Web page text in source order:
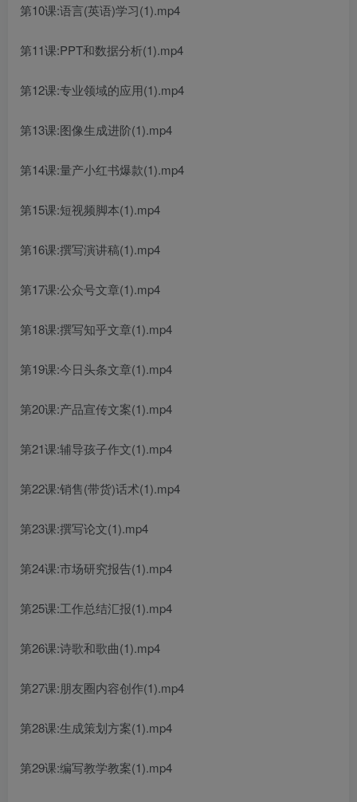
第10课:语言(英语)学习(1).mp4
第11课:PPT和数据分析(1).mp4
第12课:专业领域的应用(1).mp4
第13课:图像生成进阶(1).mp4
第14课:量产小红书爆款(1).mp4
第15课:短视频脚本(1).mp4
第16课:撰写演讲稿(1).mp4
第17课:公众号文章(1).mp4
第18课:撰写知乎文章(1).mp4
第19课:今日头条文章(1).mp4
第20课:产品宣传文案(1).mp4
第21课:辅导孩子作文(1).mp4
第22课:销售(带货)话术(1).mp4
第23课:撰写论文(1).mp4
第24课:市场研究报告(1).mp4
第25课:工作总结汇报(1).mp4
第26课:诗歌和歌曲(1).mp4
第27课:朋友圈内容创作(1).mp4
第28课:生成策划方案(1).mp4
第29课:编写教学教案(1).mp4